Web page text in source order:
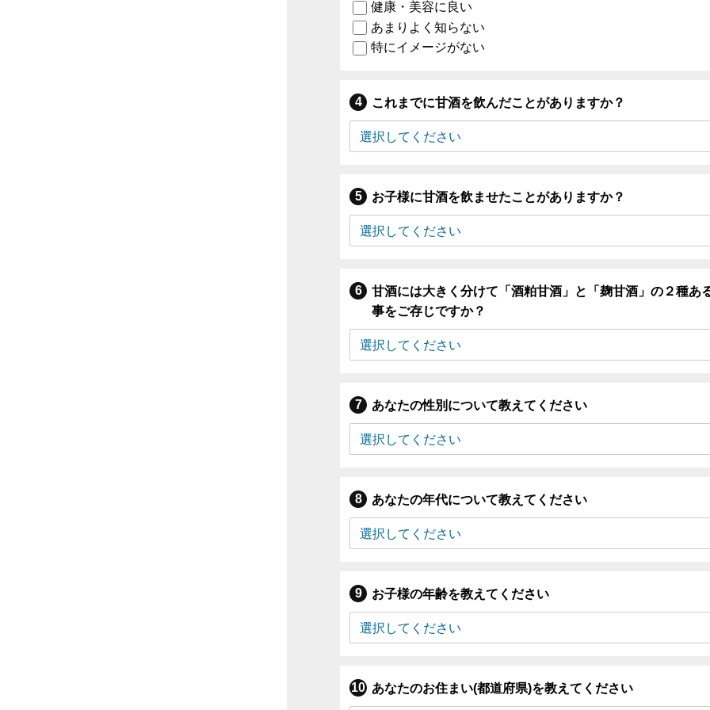
健康・美容に良い
あまりよく知らない
特にイメージがない
これまでに甘酒を飲んだことがありますか？
お子様に甘酒を飲ませたことがありますか？
甘酒には大きく分けて「酒粕甘酒」と「麹甘酒」の２種あ
事をご存じですか？
あなたの性別について教えてください
あなたの年代について教えてください
お子様の年齢を教えてください
あなたのお住まい(都道府県)を教えてください